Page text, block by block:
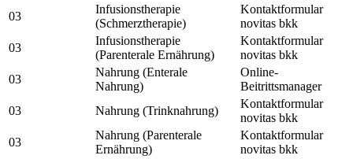
03
Infusionstherapie
(Schmerztherapie)
Kontaktformular
novitas bkk
03
Infusionstherapie
(Parenterale Ernährung)
Kontaktformular
novitas bkk
03
Nahrung (Enterale
Nahrung)
Online-
Beitrittsmanager
03
Nahrung (Trinknahrung)
Kontaktformular
novitas bkk
03
Nahrung (Parenterale
Ernährung)
Kontaktformular
novitas bkk